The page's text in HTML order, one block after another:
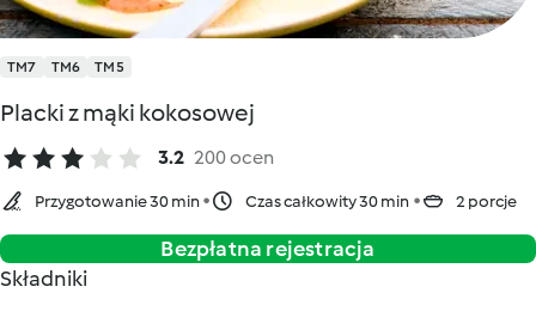
TM7 TM6 TM5
Placki z mąki kokosowej
3.2 200 ocen
Przygotowanie 30 min Czas całkowity 30 min 2 porcje
Bezpłatna rejestracja
Składniki